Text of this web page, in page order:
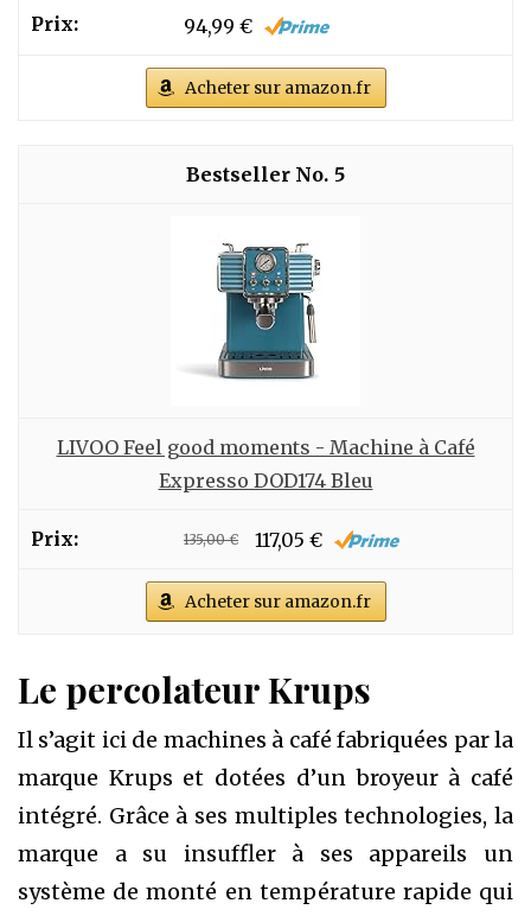
94,99 €
Acheter sur amazon.fr
5
LIVOO Feel good moments - Machine à Café
Expresso DOD174 Bleu
135,00 € 117,05 €
Acheter sur amazon.fr
Le percolateur Krups
Il s’agit ici de machines à café fabriquées par la
marque Krups et dotées d’un broyeur à café
intégré. Grâce à ses multiples technologies, la
marque a su insuffler à ses appareils un
système de monté en température rapide qui